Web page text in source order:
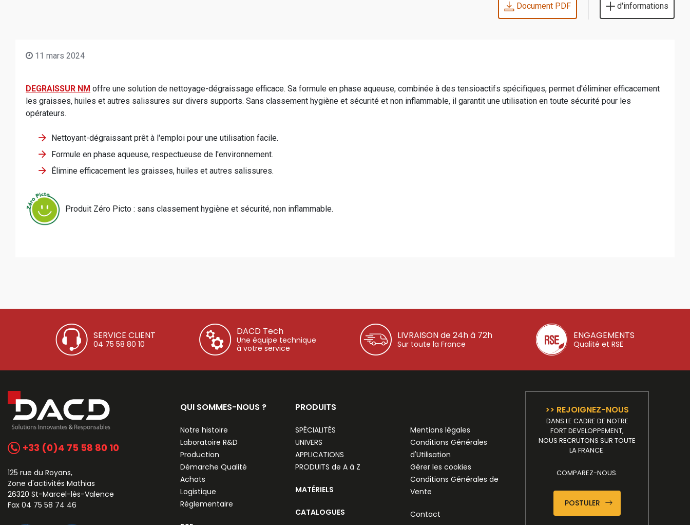
Document PDF d'informations
11 mars 2024
DEGRAISSUR NM offre une solution de nettoyage-dégraissage efficace. Sa formule en phase aqueuse, combinée à des tensioactifs spécifiques, permet d'éliminer efficacement
les graisses, huiles et autres salissures sur divers supports. Sans classement hygiène et sécurité et non inflammable, il garantit une utilisation en toute sécurité pour les
opérateurs.
Nettoyant-dégraissant prêt à l'emploi pour une utilisation facile.
Formule en phase aqueuse, respectueuse de l'environnement.
Élimine efficacement les graisses, huiles et autres salissures.
Produit Zéro Picto : sans classement hygiène et sécurité, non inflammable.
SERVICE CLIENT
04 75 58 80 10
DACD Tech
Une équipe technique
à votre service
LIVRAISON de 24h à 72h
Sur toute la France
ENGAGEMENTS
Qualité et RSE
+33 (0)4 75 58 80 10
125 rue du Royans,
Zone d'activités Mathias
26320 St-Marcel-lès-Valence
Fax 04 75 58 74 46
QUI SOMMES-NOUS ?
Notre histoire
Laboratoire R&D
Production
Démarche Qualité
Achats
Logistique
Réglementaire
PRODUITS
SPÉCIALITÉS
UNIVERS
APPLICATIONS
PRODUITS de A à Z
MATÉRIELS
CATALOGUES
Mentions légales
Conditions Générales
d'Utilisation
Gérer les cookies
Conditions Générales de
Vente
Contact
>> REJOIGNEZ-NOUS
DANS LE CADRE DE NOTRE
FORT DEVELOPPEMENT,
NOUS RECRUTONS SUR TOUTE
LA FRANCE.
COMPAREZ-NOUS.
POSTULER